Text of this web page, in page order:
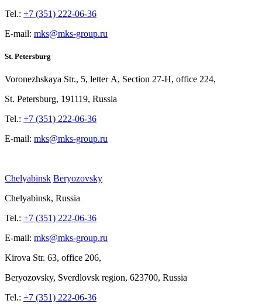
Tel.: +7 (351) 222-06-36
E-mail: mks@mks-group.ru
St. Petersburg
Voronezhskaya Str., 5, letter A, Section 27-Н, office 224,
St. Petersburg, 191119, Russia
Tel.: +7 (351) 222-06-36
E-mail: mks@mks-group.ru
Chelyabinsk Beryozovsky
Chelyabinsk, Russia
Tel.: +7 (351) 222-06-36
E-mail: mks@mks-group.ru
Kirova Str. 63, office 206,
Beryozovsky, Sverdlovsk region, 623700, Russia
Tel.: +7 (351) 222-06-36